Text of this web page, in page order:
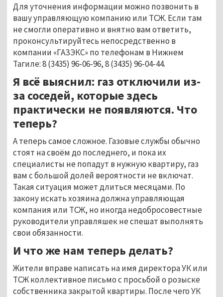
Для уточнения информации можно позвонить в
вашу управляющую компанию или ТСЖ. Если там
не смогли оперативно и внятно вам ответить,
проконсультируйтесь непосредственно в
компании «ГАЗЭКС» по телефонам в Нижнем
Тагиле: 8 (3435) 96-06-96, 8 (3435) 96-04-44.
Я всё выяснил: газ отключили из-
за соседей, которые здесь
практически не появляются. Что
теперь?
А теперь самое сложное. Газовые службы обычно
стоят на своём до последнего, и пока их
специалисты не попадут в нужную квартиру, газ
вам с большой долей вероятности не включат.
Такая ситуация может длиться месяцами. По
закону искать хозяина должна управляющая
компания или ТСЖ, но иногда недобросовестные
руководители управляшек не спешат выполнять
свои обязанности.
И что же нам теперь делать?
Жители вправе написать на имя директора УК или
ТСЖ коллективное письмо с просьбой о розыске
собственника закрытой квартиры. После чего УК